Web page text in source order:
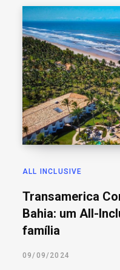
ALL INCLUSIVE
Transamerica
Bahia: um All-
família
09/09/2024